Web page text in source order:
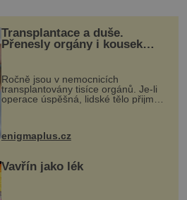
Transplantace a duše.
Přenesly orgány i kousek
Ročně jsou v nemocnicích
transplantovány tisíce orgánů. Je-li
operace úspěšná, lidské tělo přijme
enigmaplus.cz
Vavřín jako lék